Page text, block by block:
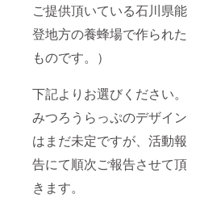
ご提供頂いている石川県能
登地方の養蜂場で作られた
ものです。）
下記よりお選びください。
みつろうらっぷのデザイン
はまだ未定ですが、活動報
告にて順次ご報告させて頂
きます。